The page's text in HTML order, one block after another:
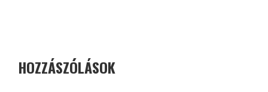
HOZZÁSZÓLÁSOK